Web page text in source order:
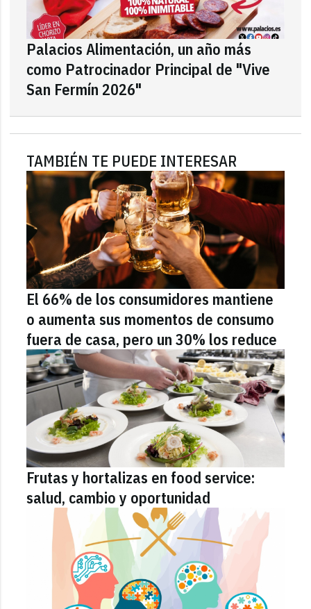
Palacios Alimentación, un año más
como Patrocinador Principal de "Vive
San Fermín 2026"
TAMBIÉN TE PUEDE INTERESAR
El 66% de los consumidores mantiene
o aumenta sus momentos de consumo
fuera de casa, pero un 30% los reduce
Frutas y hortalizas en food service:
salud, cambio y oportunidad